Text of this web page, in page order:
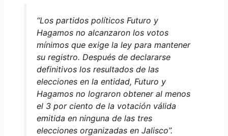
“Los partidos políticos Futuro y
Hagamos no alcanzaron los votos
mínimos que exige la ley para mantener
su registro. Después de declararse
definitivos los resultados de las
elecciones en la entidad, Futuro y
Hagamos no lograron obtener al menos
el 3 por ciento de la votación válida
emitida en ninguna de las tres
elecciones organizadas en Jalisco”.